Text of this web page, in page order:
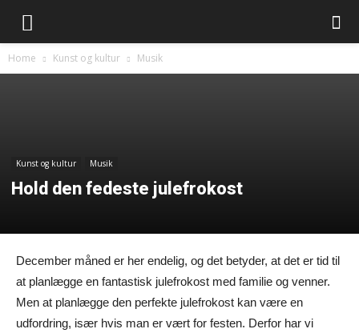
Home Kunst og kultur Musik
Kunst og kultur Musik
Hold den fedeste julefrokost
December måned er her endelig, og det betyder, at det er tid til
at planlægge en fantastisk julefrokost med familie og venner.
Men at planlægge den perfekte julefrokost kan være en
udfordring, især hvis man er vært for festen. Derfor har vi